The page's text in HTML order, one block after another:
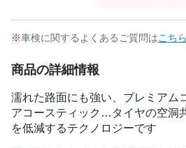
車検に関するよくあるご質問はこちら
商品の詳細情報
濡れた路面にも強い、プレミアム
アコースティック…タイヤの空洞
を低減するテクノロジーです